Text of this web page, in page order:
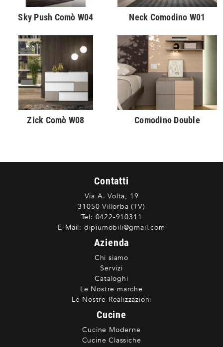
Sky Push Comò W04 Neck Comodino W01
Zick Comò W08 Comodino Double
Contatti
Via A. Volta, 19
31050 Villorba (TV)
Tel: 0422-910311
E-Mail: dipiumobili@gmail.com
Azienda
Chi siamo
Servizi
Cataloghi
Le Nostre marche
Le Nostre Realizzazioni
Cucine
Cucine Moderne
Cucine Classiche